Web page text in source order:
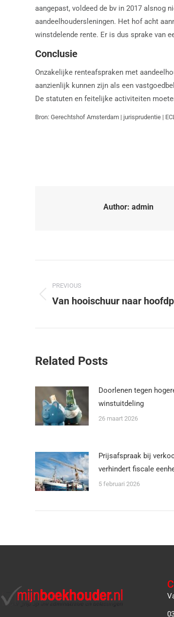
aangepast, voldeed de bv in 2017 alsnog
aandeelhoudersleningen. Het hof acht
winstdelende rente. Er is dus sprake van
Conclusie
Onzakelijke renteafspraken met
aanzienlijk kunnen zijn als een
De statuten en feitelijke activiteiten
Bron: Gerechtshof Amsterdam | jurisprudentie |
Author: admin
PREVIOUS
Van hooischuur naar
Related Posts
Doorlenen tegen
winstuitdeling
26 maart 2026
Prijsafspraak bij
verhindert fiscale
5 februari 2026